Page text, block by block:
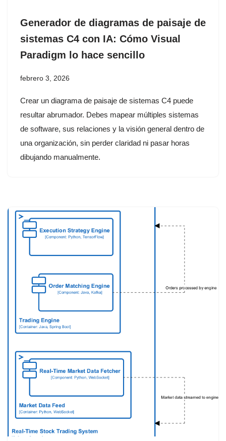
Generador de diagramas de paisaje de
sistemas C4 con IA: Cómo Visual
Paradigm lo hace sencillo
febrero 3, 2026
Crear un diagrama de paisaje de sistemas C4 puede
resultar abrumador. Debes mapear múltiples sistemas
de software, sus relaciones y la visión general dentro de
una organización, sin perder claridad ni pasar horas
dibujando manualmente.